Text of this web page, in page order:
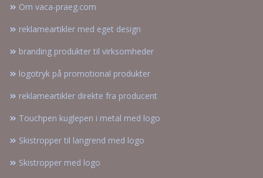
Om vaca-praeg.com
reklameartikler med eget design
branding produkter til virksomheder
logotryk på promotional produkter
reklameartikler direkte fra producent
Touchpen kuglepen i metal med logo
Skistropper til langrend med logo
Skistropper med logo